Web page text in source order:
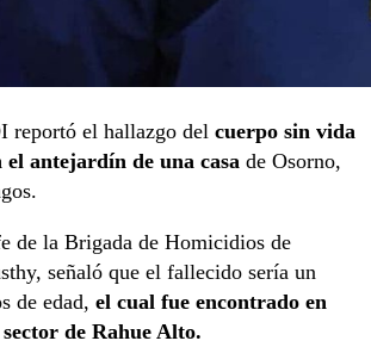
reportó el hallazgo del cuerpo sin vida
el antejardín de una casa de Osorno,
de la Brigada de Homicidios de
señaló que el fallecido sería un
de edad, el cual fue encontrado en
de Rahue Alto.